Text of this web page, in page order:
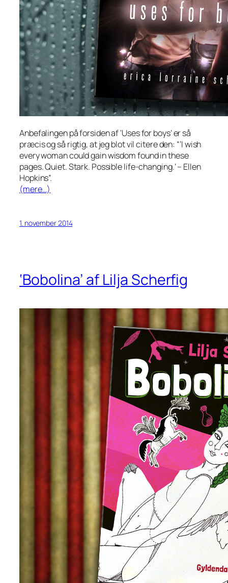
Anbefalingen på forsiden af ‘Uses for boys’ er så
præcis og så rigtig, at jeg blot vil citere den: “‘I wish
every woman could gain wisdom found in these
pages. Quiet. Stark. Possible life-changing.’– Ellen
Hopkins”.
(mere…)
1. november 2014
‘Bobolina’ af Lilja Scherfig